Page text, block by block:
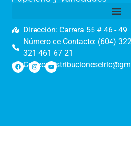
DIrección: Carrera 55 # 46 - 49
Número de Contacto: (604)
321 461 67 21
Correo: